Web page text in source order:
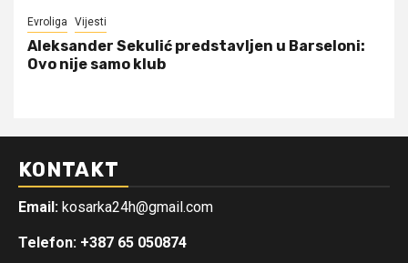
Evroliga Vijesti
Aleksander Sekulić predstavljen u Barseloni:
Ovo nije samo klub
KONTAKT
Email: kosarka24h@gmail.com
Telefon: +387 65 050874